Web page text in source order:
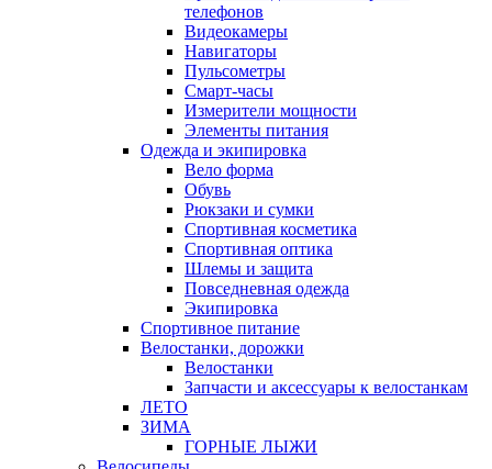
телефонов
Видеокамеры
Навигаторы
Пульсометры
Смарт-часы
Измерители мощности
Элементы питания
Одежда и экипировка
Вело форма
Обувь
Рюкзаки и сумки
Спортивная косметика
Спортивная оптика
Шлемы и защита
Повседневная одежда
Экипировка
Спортивное питание
Велостанки, дорожки
Велостанки
Запчасти и аксессуары к велостанкам
ЛЕТО
ЗИМА
ГОРНЫЕ ЛЫЖИ